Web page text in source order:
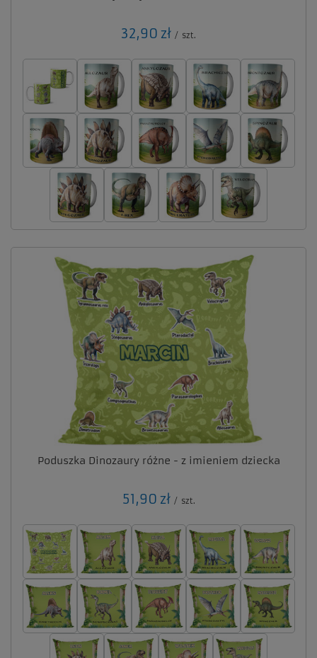
32,90 zł / szt.
Poduszka Dinozaury różne - z imieniem dziecka
51,90 zł / szt.